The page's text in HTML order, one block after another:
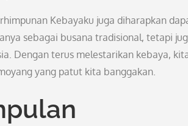
Kebayaku juga diharapkan
sebagai busana tradisional, tetapi
Dengan terus melestarikan kebaya,
yang patut kita banggakan.